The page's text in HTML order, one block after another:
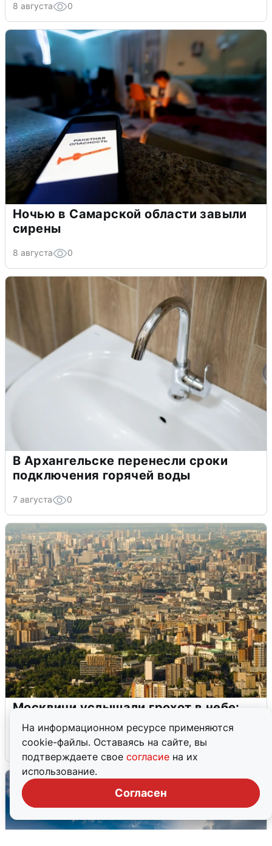
На информационном ресурсе применяются
cookie-файлы. Оставаясь на сайте, вы
подтверждаете свое согласие на их
использование.
Согласен
8 августа 0
Ночью в Самарской области завыли
сирены
8 августа 0
В Архангельске перенесли сроки
подключения горячей воды
7 августа 0
Москвичи услышали грохот в небе:
подробности
7 августа 0